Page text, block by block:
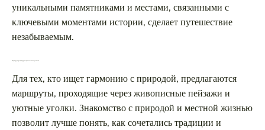
уникальными памятниками и местами, связанными с
ключевыми моментами истории, сделает путешествие
незабываемым.
Маршрут через природные красоты и местную жизнь
Для тех, кто ищет гармонию с природой, предлагаются
маршруты, проходящие через живописные пейзажи и
уютные уголки. Знакомство с природой и местной жизнью
позволит лучше понять, как сочетались традиции и